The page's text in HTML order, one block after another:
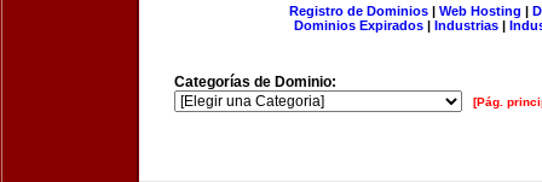
Registro de Dominios| Web Hosting |
Dominios Expirados | Industrias |
Categorías de Dominio:
[Pág.